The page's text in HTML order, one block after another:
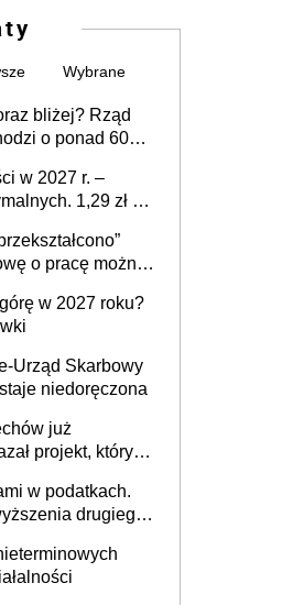
Wybrane
bliżej? Rząd
o ponad 60
w 2027 r. –
1,29 zł za
z
gospodarczej
o pracę można
w 2027 roku?
Urząd Skarbowy
niedoręczona
już
projekt, który
w podatkach.
drugiego